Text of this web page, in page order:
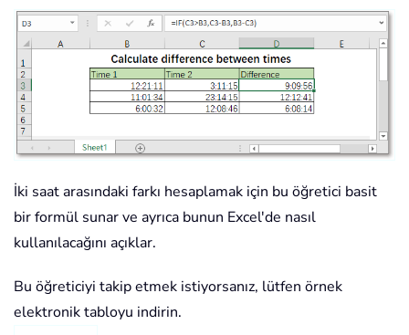
İki saat arasındaki farkı hesaplamak için bu öğretici basit
bir formül sunar ve ayrıca bunun Excel'de nasıl
kullanılacağını açıklar.
Bu öğreticiyi takip etmek istiyorsanız, lütfen örnek
elektronik tabloyu indirin.